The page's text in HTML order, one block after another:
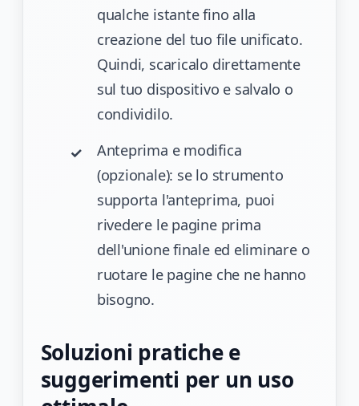
qualche istante fino alla
creazione del tuo file unificato.
Quindi, scaricalo direttamente
sul tuo dispositivo e salvalo o
condividilo.
Anteprima e modifica
(opzionale): se lo strumento
supporta l'anteprima, puoi
rivedere le pagine prima
dell'unione finale ed eliminare o
ruotare le pagine che ne hanno
bisogno.
Soluzioni pratiche e
suggerimenti per un uso